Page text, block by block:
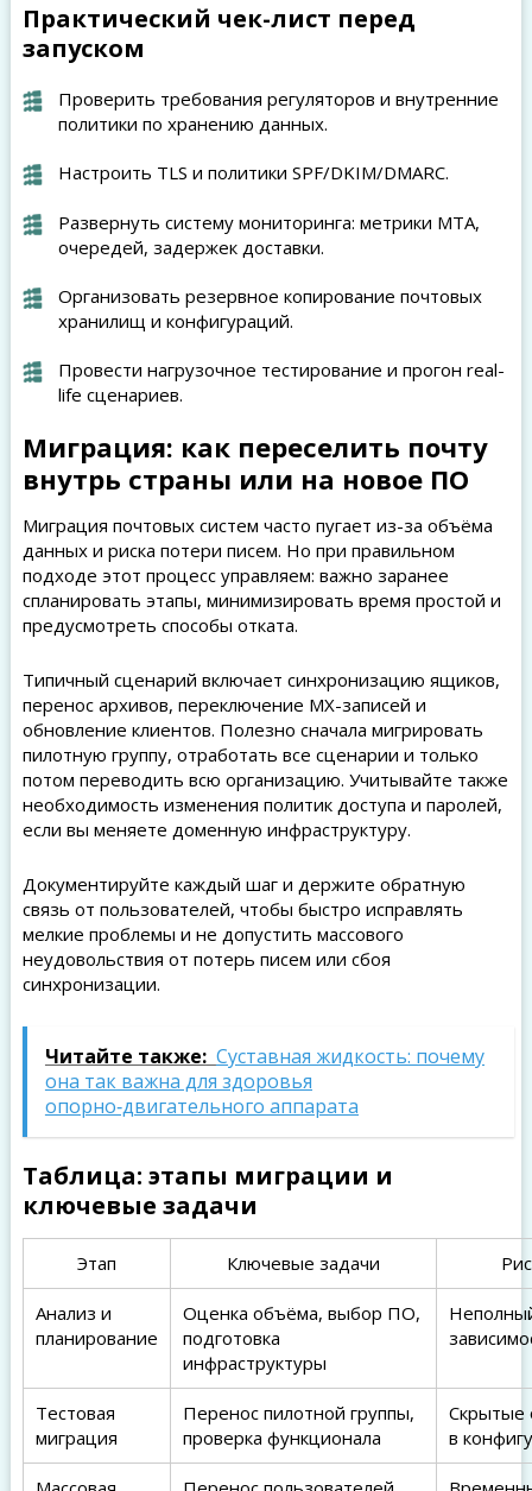
Практический чек-лист перед
запуском
Проверить требования регуляторов и внутренние
политики по хранению данных.
Настроить TLS и политики SPF/DKIM/DMARC.
Развернуть систему мониторинга: метрики MTA,
очередей, задержек доставки.
Организовать резервное копирование почтовых
хранилищ и конфигураций.
Провести нагрузочное тестирование и прогон real-
life сценариев.
Миграция: как переселить почту
внутрь страны или на новое ПО
Миграция почтовых систем часто пугает из-за объёма
данных и риска потери писем. Но при правильном
подходе этот процесс управляем: важно заранее
спланировать этапы, минимизировать время простой и
предусмотреть способы отката.
Типичный сценарий включает синхронизацию ящиков,
перенос архивов, переключение MX-записей и
обновление клиентов. Полезно сначала мигрировать
пилотную группу, отработать все сценарии и только
потом переводить всю организацию. Учитывайте также
необходимость изменения политик доступа и паролей,
если вы меняете доменную инфраструктуру.
Документируйте каждый шаг и держите обратную
связь от пользователей, чтобы быстро исправлять
мелкие проблемы и не допустить массового
неудовольствия от потерь писем или сбоя
синхронизации.
Читайте также: Суставная жидкость: почему
она так важна для здоровья
опорно‑двигательного аппарата
Таблица: этапы миграции и
ключевые задачи
Этап Ключевые задачи
Анализ и
планирование
Оценка объёма, выбор ПО,
подготовка
инфраструктуры
Тестовая
миграция
Перенос пилотной группы,
проверка функционала
Скрытые
в